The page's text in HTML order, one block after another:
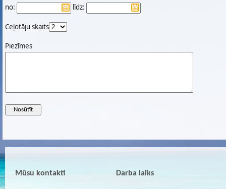
no:
līdz:
Ceļotāju skaits
Piezīmes
Mūsu kontakti Darba laiks